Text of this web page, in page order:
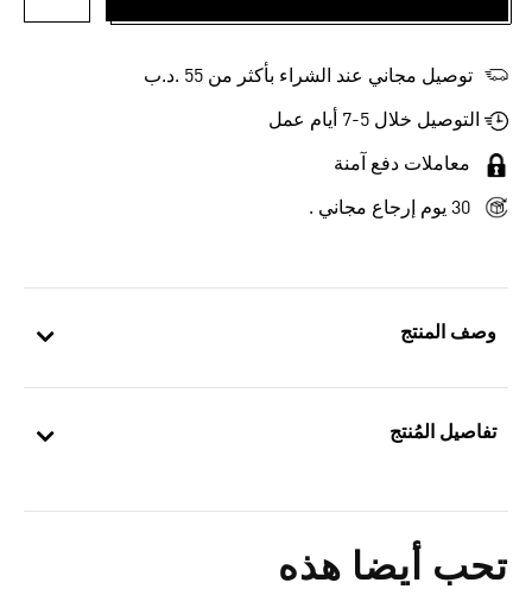
وصف المنتج
تفاصيل المُنتج
تحب أيضا هذه
توصيل مجاني عند الشراء بأكثر من 55 .د.ب‎
التوصيل خلال 5-7 أيام عمل
معاملات دفع آمنة